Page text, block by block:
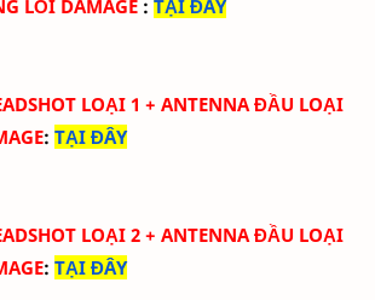
LỖI DAMAGE : TẠI ĐÂY
LOẠI 1 + ANTENNA ĐẦU LOẠI
: TẠI ĐÂY
LOẠI 2 + ANTENNA ĐẦU LOẠI
: TẠI ĐÂY